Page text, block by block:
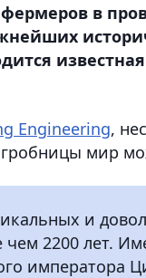
фермеров в
Engineering,
мир
и
чем 2200 лет.
императора